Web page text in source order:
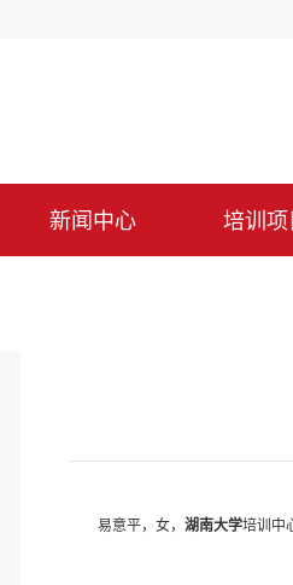
新闻中心 培训项
易意平，女， 湖南大学培训中